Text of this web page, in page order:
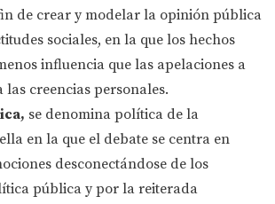
de crear y modelar la opinión pública
sociales, en la que los hechos
influencia que las apelaciones a
las creencias personales.
se denomina política de la
en la que el debate se centra en
desconectándose de los
pública y por la reiterada